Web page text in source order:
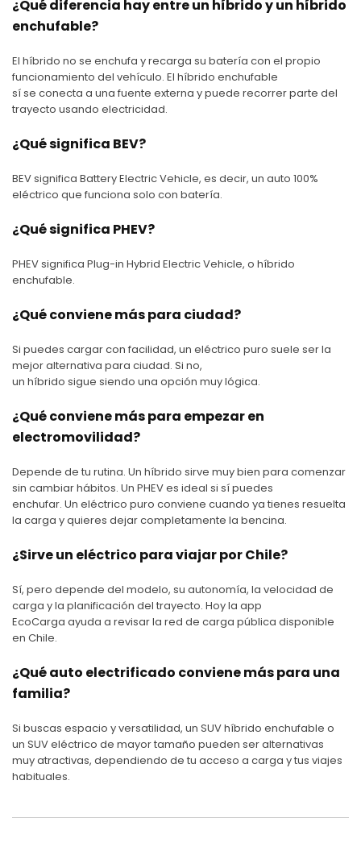
¿Qué diferencia hay entre un híbrido y un híbrido
enchufable?
El híbrido no se enchufa y recarga su batería con el propio
funcionamiento del vehículo. El híbrido enchufable
sí se conecta a una fuente externa y puede recorrer parte del
trayecto usando electricidad.
¿Qué significa BEV?
BEV significa Battery Electric Vehicle, es decir, un auto 100%
eléctrico que funciona solo con batería.
¿Qué significa PHEV?
PHEV significa Plug-in Hybrid Electric Vehicle, o híbrido
enchufable.
¿Qué conviene más para ciudad?
Si puedes cargar con facilidad, un eléctrico puro suele ser la
mejor alternativa para ciudad. Si no,
un híbrido sigue siendo una opción muy lógica.
¿Qué conviene más para empezar en
electromovilidad?
Depende de tu rutina. Un híbrido sirve muy bien para comenzar
sin cambiar hábitos. Un PHEV es ideal si sí puedes
enchufar. Un eléctrico puro conviene cuando ya tienes resuelta
la carga y quieres dejar completamente la bencina.
¿Sirve un eléctrico para viajar por Chile?
Sí, pero depende del modelo, su autonomía, la velocidad de
carga y la planificación del trayecto. Hoy la app
EcoCarga ayuda a revisar la red de carga pública disponible
en Chile.
¿Qué auto electrificado conviene más para una
familia?
Si buscas espacio y versatilidad, un SUV híbrido enchufable o
un SUV eléctrico de mayor tamaño pueden ser alternativas
muy atractivas, dependiendo de tu acceso a carga y tus viajes
habituales.